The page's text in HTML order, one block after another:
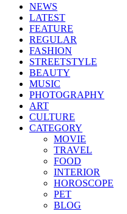
NEWS
LATEST
FEATURE
REGULAR
FASHION
STREETSTYLE
BEAUTY
MUSIC
PHOTOGRAPHY
ART
CULTURE
CATEGORY
MOVIE
TRAVEL
FOOD
INTERIOR
HOROSCOPE
PET
BLOG